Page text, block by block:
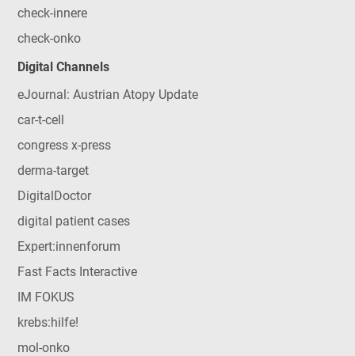
check-innere
check-onko
Digital Channels
eJournal: Austrian Atopy Update
car-t-cell
congress x-press
derma-target
DigitalDoctor
digital patient cases
Expert:innenforum
Fast Facts Interactive
IM FOKUS
krebs:hilfe!
mol-onko